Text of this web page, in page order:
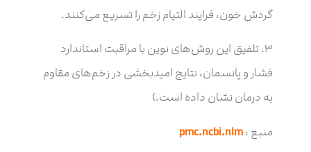
گردش خون، فرایند التیام زخم را تسریع می‌کنند.
۳. تلفیق این روش‌های نوین با مراقبت استاندارد
فشار و پانسمان، نتایج امیدبخشی در زخم‌های مقاوم
به درمان نشان داده است.)
منبع :pmc.ncbi.nlm